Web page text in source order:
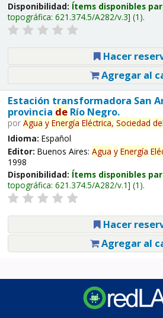
Disponibilidad: Ítems disponibles
topográfica: 621.374.5/A282/v.3 (1).
Hacer
Agregar al
Estación transformadora San
provincia deRío Negro.
por Agua y Energía Eléctrica, Sociedad de
Idioma: Español
Editor: Buenos Aires: Agua y Energía
1998
Disponibilidad: Ítems disponibles
topográfica: 621.374.5/A282/v.1 (1).
Hacer
Agregar al